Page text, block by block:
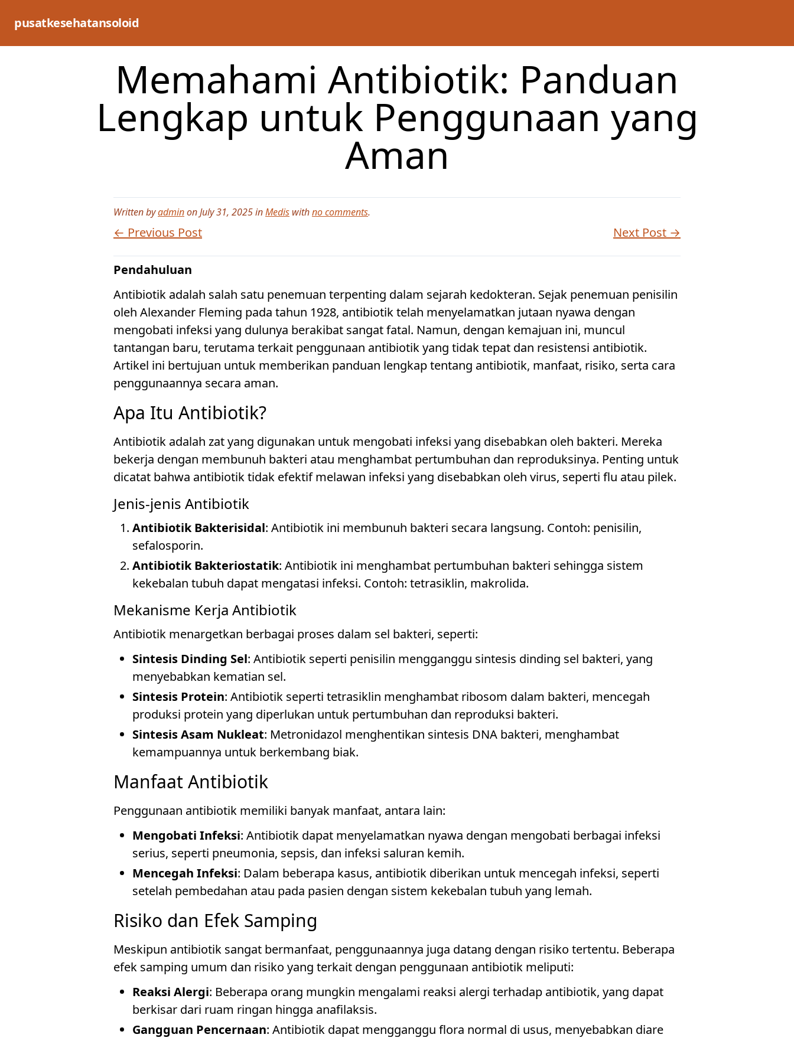
pusatkesehatansoloid
Memahami Antibiotik: Panduan
Lengkap untuk Penggunaan yang
Aman
Written byadminon July 31, 2025 inMedis withno comments.
← Previous Post Next Post →
Pendahuluan
Antibiotik adalah salah satu penemuan terpenting dalam sejarah kedokteran. Sejak penemuan penisilin
oleh Alexander Fleming pada tahun 1928, antibiotik telah menyelamatkan jutaan nyawa dengan
mengobati infeksi yang dulunya berakibat sangat fatal. Namun, dengan kemajuan ini, muncul
tantangan baru, terutama terkait penggunaan antibiotik yang tidak tepat dan resistensi antibiotik.
Artikel ini bertujuan untuk memberikan panduan lengkap tentang antibiotik, manfaat, risiko, serta cara
penggunaannya secara aman.
Apa Itu Antibiotik?
Antibiotik adalah zat yang digunakan untuk mengobati infeksi yang disebabkan oleh bakteri. Mereka
bekerja dengan membunuh bakteri atau menghambat pertumbuhan dan reproduksinya. Penting untuk
dicatat bahwa antibiotik tidak efektif melawan infeksi yang disebabkan oleh virus, seperti flu atau pilek.
Jenis-jenis Antibiotik
Antibiotik Bakterisidal: Antibiotik ini membunuh bakteri secara langsung. Contoh: penisilin,
sefalosporin.
Antibiotik Bakteriostatik: Antibiotik ini menghambat pertumbuhan bakteri sehingga sistem
kekebalan tubuh dapat mengatasi infeksi. Contoh: tetrasiklin, makrolida.
Mekanisme Kerja Antibiotik
Antibiotik menargetkan berbagai proses dalam sel bakteri, seperti:
Sintesis Dinding Sel: Antibiotik seperti penisilin mengganggu sintesis dinding sel bakteri, yang
menyebabkan kematian sel.
Sintesis Protein: Antibiotik seperti tetrasiklin menghambat ribosom dalam bakteri, mencegah
produksi protein yang diperlukan untuk pertumbuhan dan reproduksi bakteri.
Sintesis Asam Nukleat: Metronidazol menghentikan sintesis DNA bakteri, menghambat
kemampuannya untuk berkembang biak.
Manfaat Antibiotik
Penggunaan antibiotik memiliki banyak manfaat, antara lain:
Mengobati Infeksi: Antibiotik dapat menyelamatkan nyawa dengan mengobati berbagai infeksi
serius, seperti pneumonia, sepsis, dan infeksi saluran kemih.
Mencegah Infeksi: Dalam beberapa kasus, antibiotik diberikan untuk mencegah infeksi, seperti
setelah pembedahan atau pada pasien dengan sistem kekebalan tubuh yang lemah.
Risiko dan Efek Samping
Meskipun antibiotik sangat bermanfaat, penggunaannya juga datang dengan risiko tertentu. Beberapa
efek samping umum dan risiko yang terkait dengan penggunaan antibiotik meliputi:
Reaksi Alergi: Beberapa orang mungkin mengalami reaksi alergi terhadap antibiotik, yang dapat
berkisar dari ruam ringan hingga anafilaksis.
Gangguan Pencernaan: Antibiotik dapat mengganggu flora normal di usus, menyebabkan diare